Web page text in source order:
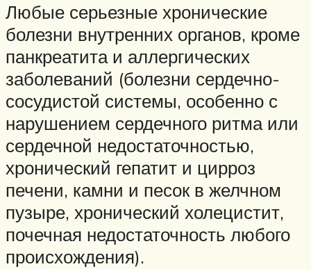
Любые серьезные хронические
болезни внутренних органов, кроме
панкреатита и аллергических
заболеваний (болезни сердечно-
сосудистой системы, особенно с
нарушением сердечного ритма или
сердечной недостаточностью,
хронический гепатит и цирроз
печени, камни и песок в желчном
пузыре, хронический холецистит,
почечная недостаточность любого
происхождения).